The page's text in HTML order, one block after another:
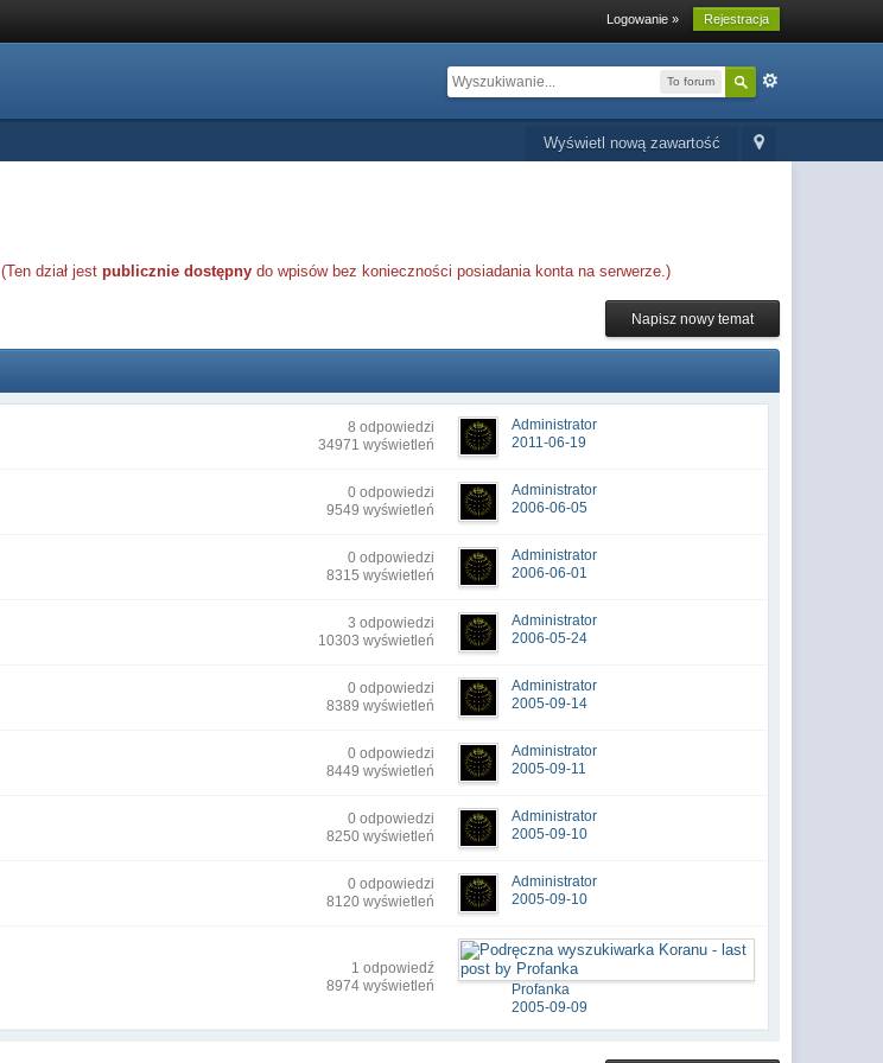
Logowanie » Rejestracja
To forum
Wyświetl nową zawartość
(Ten dział jestpublicznie dostępny do wpisów bez konieczności posiadania konta na serwerze.)
Napisz nowy temat
8 odpowiedzi
34971 wyświetleń
Administrator
2011-06-19
0 odpowiedzi
9549 wyświetleń
Administrator
2006-06-05
0 odpowiedzi
8315 wyświetleń
Administrator
2006-06-01
3 odpowiedzi
10303 wyświetleń
Administrator
2006-05-24
0 odpowiedzi
8389 wyświetleń
Administrator
2005-09-14
0 odpowiedzi
8449 wyświetleń
Administrator
2005-09-11
0 odpowiedzi
8250 wyświetleń
Administrator
2005-09-10
0 odpowiedzi
8120 wyświetleń
Administrator
2005-09-10
1 odpowiedź
8974 wyświetleń
Profanka
2005-09-09